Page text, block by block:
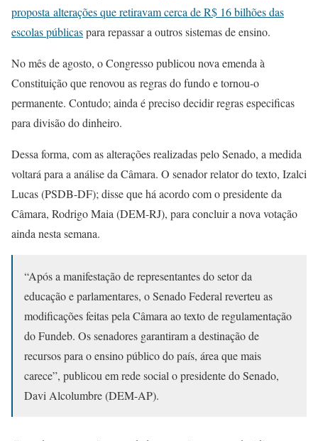
proposta alterações que retiravam cerca de R$ 16 bilhões das
escolas públicaspara repassar a outros sistemas de ensino.
No mês de agosto, o Congresso publicou nova emenda à
Constituição que renovou as regras do fundo e tornou-o
permanente. Contudo; ainda é preciso decidir regras especificas
para divisão do dinheiro.
Dessa forma, com as alterações realizadas pelo Senado, a medida
voltará para a análise da Câmara. O senador relator do texto, Izalci
Lucas (PSDB-DF); disse que há acordo com o presidente da
Câmara, Rodrigo Maia (DEM-RJ), para concluir a nova votação
ainda nesta semana.
“Após a manifestação de representantes do setor da
educação e parlamentares, o Senado Federal reverteu as
modificações feitas pela Câmara ao texto de regulamentação
do Fundeb. Os senadores garantiram a destinação de
recursos para o ensino público do país, área que mais
carece”, publicou em rede social o presidente do Senado,
Davi Alcolumbre (DEM-AP).